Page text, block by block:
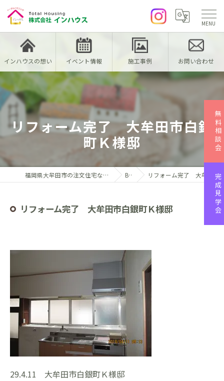
インハウスの想い イベント情報 施工事例 お問い合わせ
リフォーム完了 大牟田市白銀
町Ｋ様邸
福岡県大牟田市の注文住宅なら株式会社インハウス Blog リフォーム完了 大牟田市白銀町Ｋ様邸
リフォーム完了 大牟田市白銀町Ｋ様邸
29.4.11 大牟田市白銀町Ｋ様邸
無料相談会
完成見学会